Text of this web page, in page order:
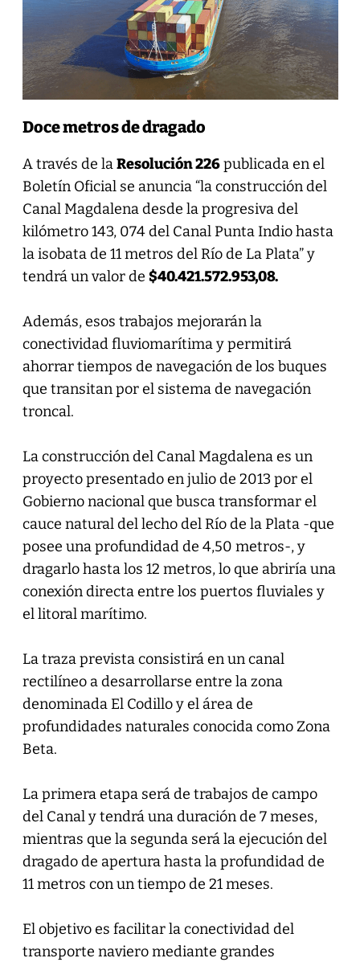
Doce metros de dragado
A través de laResolución 226publicada en el
Boletín Oficial se anuncia “la construcción del
Canal Magdalena desde la progresiva del
kilómetro 143, 074 del Canal Punta Indio hasta
la isobata de 11 metros del Río de La Plata” y
tendrá un valor de $40.421.572.953,08.
Además, esos trabajos mejorarán la
conectividad fluviomarítima y permitirá
ahorrar tiempos de navegación de los buques
que transitan por el sistema de navegación
troncal.
La construcción del Canal Magdalena es un
proyecto presentado en julio de 2013 por el
Gobierno nacional que busca transformar el
cauce natural del lecho del Río de la Plata -que
posee una profundidad de 4,50 metros-, y
dragarlo hasta los 12 metros, lo que abriría una
conexión directa entre los puertos fluviales y
el litoral marítimo.
La traza prevista consistirá en un canal
rectilíneo a desarrollarse entre la zona
denominada El Codillo y el área de
profundidades naturales conocida como Zona
Beta.
La primera etapa será de trabajos de campo
del Canal y tendrá una duración de 7 meses,
mientras que la segunda será la ejecución del
dragado de apertura hasta la profundidad de
11 metros con un tiempo de 21 meses.
El objetivo es facilitar la conectividad del
transporte naviero mediante grandes